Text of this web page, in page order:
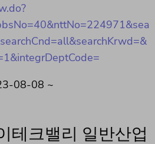
08-08 ~
테크밸리 일반산업